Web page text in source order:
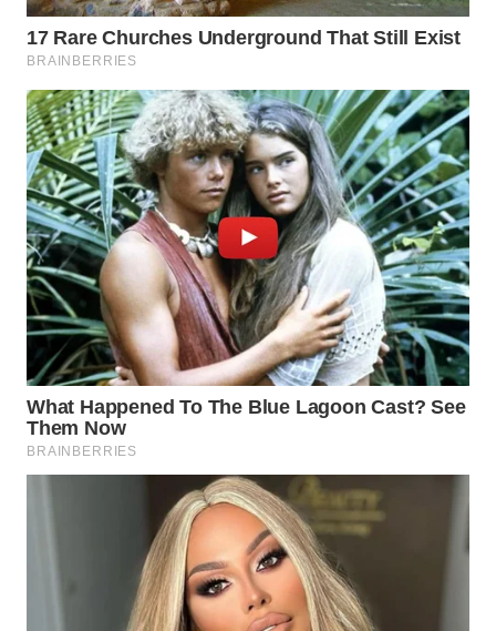
WAHANA
OTOMOTIF
WAHANA
HEALTH
WAHANA
DESA
WISATA
LAPAK
WAHANA
Wahana
Network